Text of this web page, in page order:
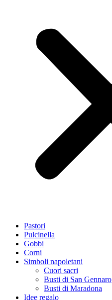
Pastori
Pulcinella
Gobbi
Corni
Simboli napoletani
Cuori sacri
Busti di San Gennaro
Busti di Maradona
Idee regalo